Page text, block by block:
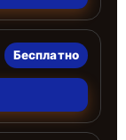
Бесплатно